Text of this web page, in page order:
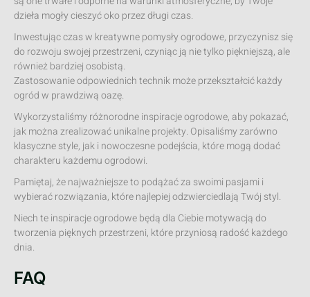
dzieła mogły cieszyć oko przez długi czas.
Inwestując czas w kreatywne pomysły ogrodowe, przyczynisz się
do rozwoju swojej przestrzeni, czyniąc ją nie tylko piękniejszą, ale
również bardziej osobistą.
Zastosowanie odpowiednich technik może przekształcić każdy
ogród w prawdziwą oazę.
Wykorzystaliśmy różnorodne inspiracje ogrodowe, aby pokazać,
jak można zrealizować unikalne projekty. Opisaliśmy zarówno
klasyczne style, jak i nowoczesne podejścia, które mogą dodać
charakteru każdemu ogrodowi.
Pamiętaj, że najważniejsze to podążać za swoimi pasjami i
wybierać rozwiązania, które najlepiej odzwierciedlają Twój styl.
Niech te inspiracje ogrodowe będą dla Ciebie motywacją do
tworzenia pięknych przestrzeni, które przyniosą radość każdego
dnia.
FAQ